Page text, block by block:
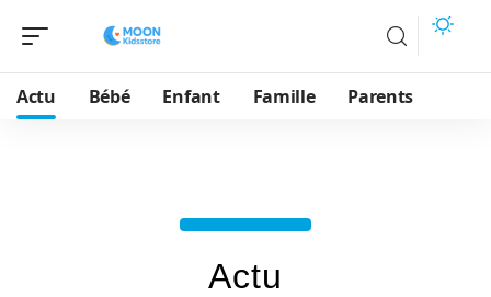
Actu Bébé Enfant Famille Parents
Actu